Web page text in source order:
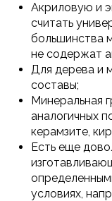
Акриловую и
считать
большинства
не содержат
Для дерева и
составы;
Минеральная
аналогичных
керамзите,
Есть еще
условиях,